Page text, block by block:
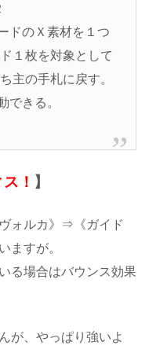
ドのＸ素材を１つ
１枚を対象として
主の手札に戻す。
できる。
！ 】
ォルカ》⇒《ガイド
ますが。
る場合はバウンス効果
が、やっぱり強いよ